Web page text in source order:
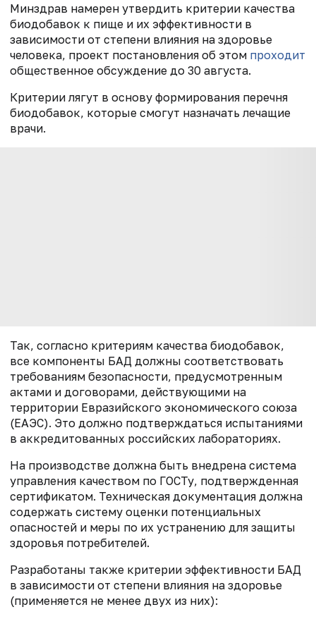
Минздрав намерен утвердить критерии качества
биодобавок к пище и их эффективности в
зависимости от степени влияния на здоровье
человека, проект постановления об этом проходит
общественное обсуждение до 30 августа.
Критерии лягут в основу формирования перечня
биодобавок, которые смогут назначать лечащие
врачи.
Так, согласно критериям качества биодобавок,
все компоненты БАД должны соответствовать
требованиям безопасности, предусмотренным
актами и договорами, действующими на
территории Евразийского экономического союза
(ЕАЭС). Это должно подтверждаться испытаниями
в аккредитованных российских лабораториях.
На производстве должна быть внедрена система
управления качеством по ГОСТу, подтвержденная
сертификатом. Техническая документация должна
содержать систему оценки потенциальных
опасностей и меры по их устранению для защиты
здоровья потребителей.
Разработаны также критерии эффективности БАД
в зависимости от степени влияния на здоровье
(применяется не менее двух из них):